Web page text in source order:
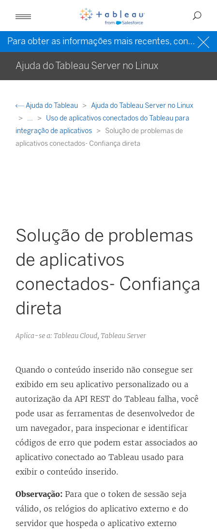
Para obter as informações mais recentes, consulte a
Ajuda do Tableau Server no Linux
Ajuda do Tableau
Ajuda do Tableau Server no Linux
...
Uso de aplicativos conectados do Tableau para
integração de aplicativos
Solução de problemas de
aplicativos conectados- Confiança direta
Solução de problemas
de aplicativos
conectados- Confiança
direta
Aplica-se a: Tableau Cloud, Tableau Server
Quando o conteúdo inserido não consegue ser
exibido em seu aplicativo personalizado ou a
autorização da API REST do Tableau falha, você
pode usar as ferramentas de desenvolvedor de
um navegador, para inspecionar e identificar
códigos de erro que podem estar associados ao
aplicativo conectado ao Tableau usado para
exibir o conteúdo inserido.
Observação: Para que o token de sessão seja
válido, os relógios do aplicativo externo e do
servidor que hospeda o aplicativo externo